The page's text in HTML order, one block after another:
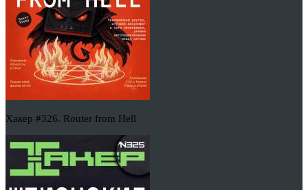
Хакер #326. Router from Hell